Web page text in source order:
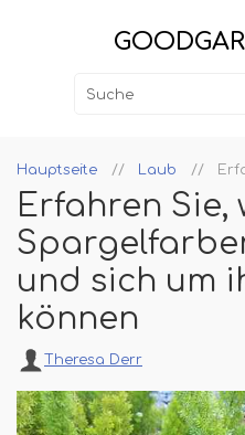
Hauptseite Laub
Erfahren Sie,
und sich um
können
Theresa Derr